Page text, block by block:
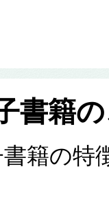
書籍
籍の特